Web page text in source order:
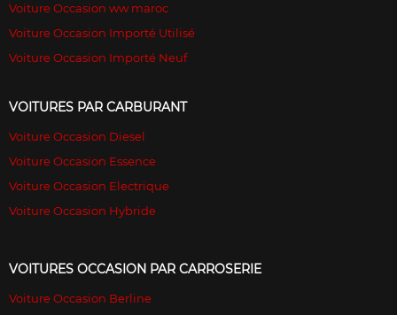
Voiture Occasion ww maroc
Voiture Occasion Importé Utilisé
Voiture Occasion Importé Neuf
VOITURES PAR CARBURANT
Voiture Occasion Diesel
Voiture Occasion Essence
Voiture Occasion Electrique
Voiture Occasion Hybride
VOITURES OCCASION PAR CARROSERIE
Voiture Occasion Berline